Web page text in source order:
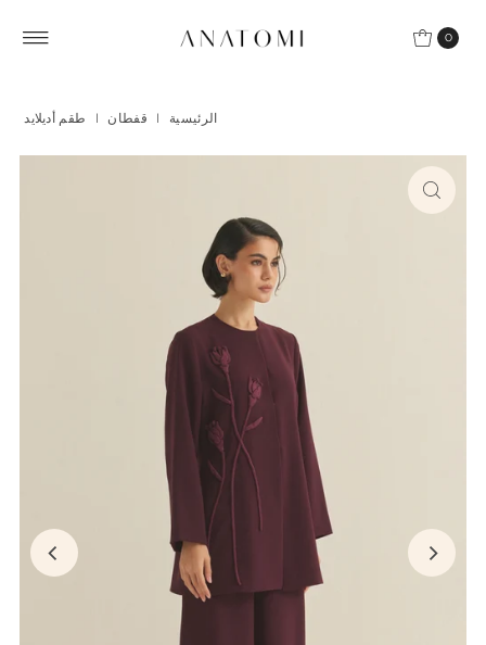
0
الرئيسية | قفطان | طقم أديلايد